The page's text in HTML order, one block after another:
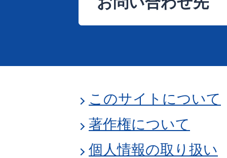
このサイトについて
著作権について
個人情報の取り扱い